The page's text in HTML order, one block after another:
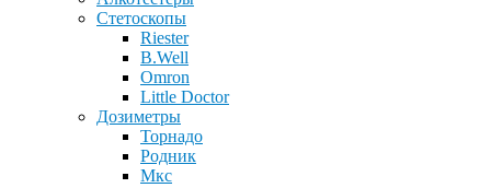
Стетоскопы
Riester
B.Well
Omron
Little Doctor
Дозиметры
Торнадо
Родник
Мкс